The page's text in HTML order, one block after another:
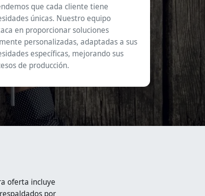
que cada cliente tiene
únicas. Nuestro equipo
en proporcionar soluciones
personalizadas, adaptadas a sus
específicas, mejorando sus
de producción.
oferta incluye
por